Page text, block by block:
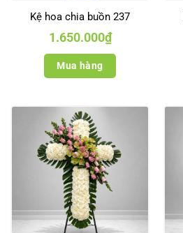
Kệ hoa chia buồn 237
1.650.000₫
Mua hàng